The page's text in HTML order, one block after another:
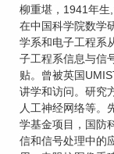
柳重堪，1941年
在中国科学院数学
学系和电子工程系
子工程系信息与信
贴。曾被英国
讲学和访问。研究
人工神经网络等。
学基金项目，国防
信和信号处理中的